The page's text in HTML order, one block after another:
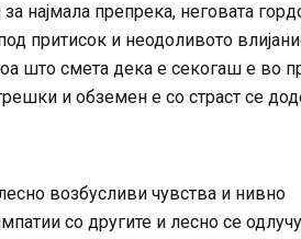
најмала препрека, неговата
притисок и неодоливото
што смета дека е секогаш е во
и обземен е со страст се
возбусливи чувства и нивно
со другите и лесно се